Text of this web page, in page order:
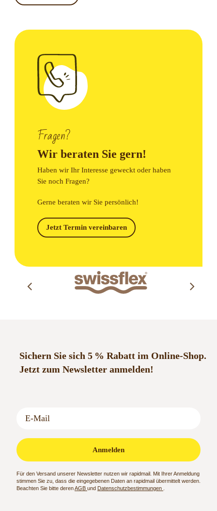
Fragen?
Wir beraten Sie gern!
Haben wir Ihr Interesse geweckt oder haben
Sie noch Fragen?
Gerne beraten wir Sie persönlich!
Jetzt Termin vereinbaren
Sichern Sie sich 5 % Rabatt im Online-Shop.
Jetzt zum Newsletter anmelden!
Anmelden
Für den Versand unserer Newsletter nutzen wir rapidmail. Mit Ihrer Anmeldung
stimmen Sie zu, dass die eingegebenen Daten an rapidmail übermittelt werden.
Beachten Sie bitte derenAGB und Datenschutzbestimmungen